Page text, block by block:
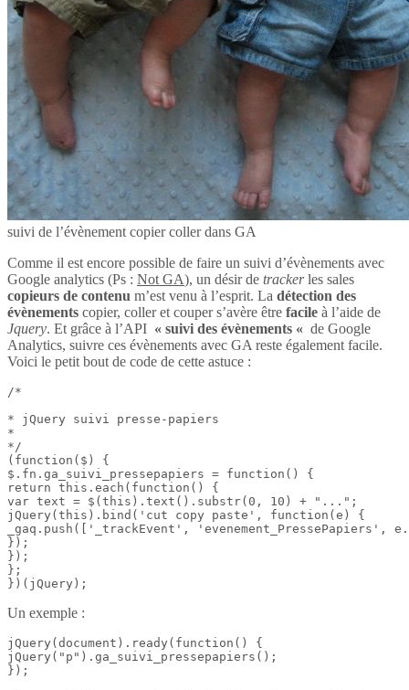
suivi de l’évènement copier coller dans GA
Comme il est encore possible de faire un suivi d’évènements avec
Google analytics (Ps : Not GA), un désir de trackerles sales
copieurs de contenu m’est venu à l’esprit. La détection des
évènements copier, coller et couper s’avère être facile à l’aide de
Jquery. Et grâce à l’API « suivi des évènements « de Google
Analytics, suivre ces évènements avec GA reste également facile.
Voici le petit bout de code de cette astuce :
/*
* jQuery suivi presse-papiers
*
*/
(function($) {
$.fn.ga_suivi_pressepapiers = function() {
return this.each(function() {
var text = $(this).text().substr(0, 10) + "...";
jQuery(this).bind('cut copy paste', function(e) {
_gaq.push(['_trackEvent', 'evenement_PressePapiers',
});
});
};
})(jQuery);
Un exemple :
jQuery(document).ready(function() {
jQuery("p").ga_suivi_pressepapiers();
});